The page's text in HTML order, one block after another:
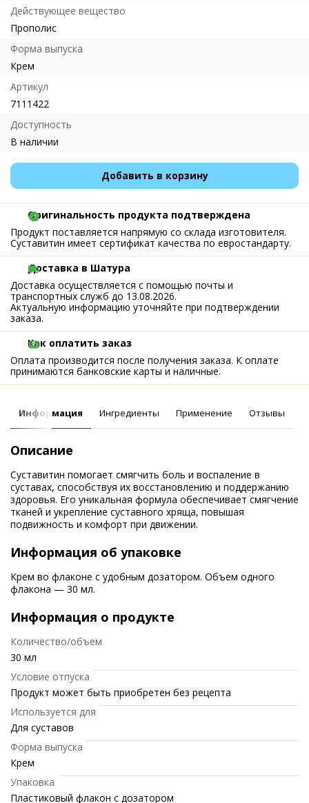
Действующее вещество
Прополис
Форма выпуска
Крем
Артикул
7111422
Доступность
В наличии
Добавить в корзину
Оригинальность продукта подтверждена
Продукт поставляется напрямую со склада изготовителя.
Суставитин имеет сертификат качества по евростандарту.
Доставка в Шатура
Доставка осуществляется с помощью почты и
транспортных служб до 13.08.2026.
Актуальную информацию уточняйте при подтверждении
заказа.
Как оплатить заказ
Оплата производится после получения заказа. К оплате
принимаются банковские карты и наличные.
Информация Ингредиенты Применение Отзывы
Описание
Суставитин помогает смягчить боль и воспаление в
суставах, способствуя их восстановлению и поддержанию
здоровья. Его уникальная формула обеспечивает смягчение
тканей и укрепление суставного хряща, повышая
подвижность и комфорт при движении.
Информация об упаковке
Крем во флаконе с удобным дозатором. Объем одного
флакона — 30 мл.
Информация о продукте
Количество/объем
30 мл
Условие отпуска
Продукт может быть приобретен без рецепта
Используется для
Для суставов
Форма выпуска
Крем
Упаковка
Пластиковый флакон с дозатором